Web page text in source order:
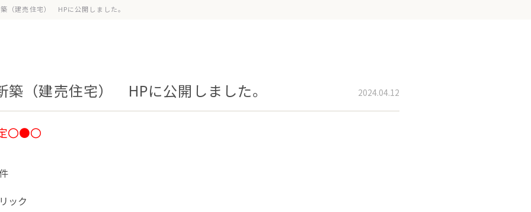
（建売住宅） HPに公開しました。
（建売住宅） HPに公開しました。 2024.04.12
〇●〇
ック